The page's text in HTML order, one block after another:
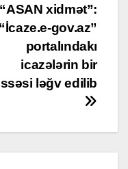
“ASAN xidmət”:
“İcaze.e-gov.az”
portalındakı
icazələrin bir
ləğv edilib